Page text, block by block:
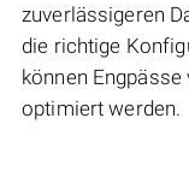
zuverlässigeren
die richtige
können
optimiert werden.